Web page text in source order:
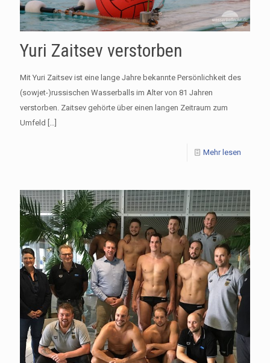
Yuri Zaitsev verstorben
Mit Yuri Zaitsev ist eine lange Jahre bekannte Persönlichkeit des
(sowjet-)russischen Wasserballs im Alter von 81 Jahren
verstorben. Zaitsev gehörte über einen langen Zeitraum zum
Umfeld […]
Mehr lesen